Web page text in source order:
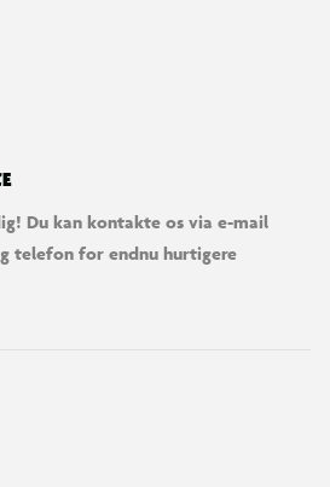
Du kan kontakte os via e-mail
telefon for endnu hurtigere